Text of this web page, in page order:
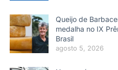
Queijo de
medalha no IX
Brasil
agosto 5, 2026